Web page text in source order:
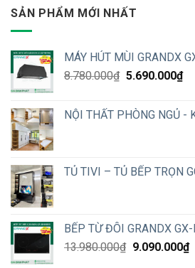
SẢN PHẨM MỚI NHẤT
MÁY HÚT MÙI GRANDX
8.780.000₫ Original
8.780.000₫.
5.690.000₫
NỘI THẤT PHÒNG NGỦ -
TỦ TIVI – TỦ BẾP TRỌN
BẾP TỪ ĐÔI GRANDX
13.980.000₫ Original
9.090.000₫